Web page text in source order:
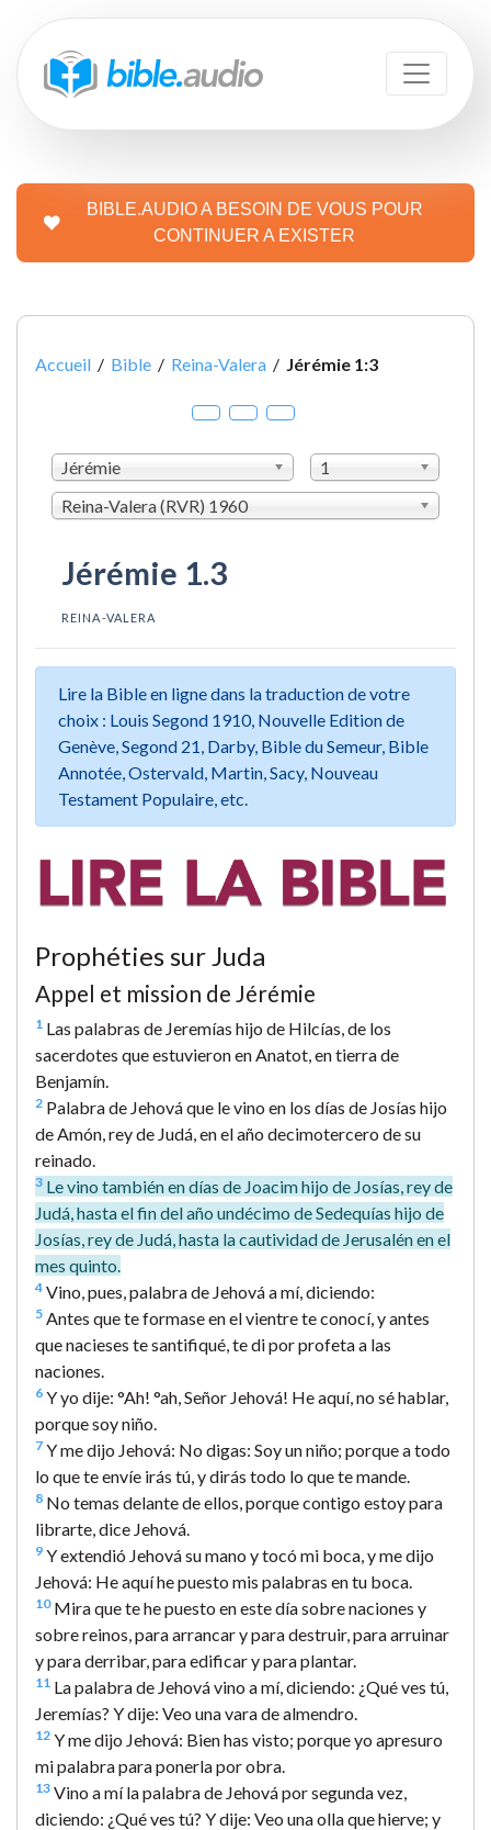
BIBLE.AUDIO A BESOIN DE VOUS POUR
CONTINUER A EXISTER
Accueil / Bible / Reina-Valera / Jérémie 1:3
Jérémie
1
Reina-Valera (RVR) 1960
Jérémie 1.3
REINA-VALERA
Lire la Bible en ligne dans la traduction de votre
choix : Louis Segond 1910, Nouvelle Edition de
Genève, Segond 21, Darby, Bible du Semeur, Bible
Annotée, Ostervald, Martin, Sacy, Nouveau
Testament Populaire, etc.
Prophéties sur Juda
Appel et mission de Jérémie
1 Las palabras de Jeremías hijo de Hilcías, de los
sacerdotes que estuvieron en Anatot, en tierra de
Benjamín.
2 Palabra de Jehová que le vino en los días de Josías hijo
de Amón, rey de Judá, en el año decimotercero de su
reinado.
3 Le vino también en días de Joacim hijo de Josías, rey de
Judá, hasta el fin del año undécimo de Sedequías hijo de
Josías, rey de Judá, hasta la cautividad de Jerusalén en el
mes quinto.
4 Vino, pues, palabra de Jehová a mí, diciendo:
5 Antes que te formase en el vientre te conocí, y antes
que nacieses te santifiqué, te di por profeta a las
naciones.
6 Y yo dije: °Ah! °ah, Señor Jehová! He aquí, no sé hablar,
porque soy niño.
7 Y me dijo Jehová: No digas: Soy un niño; porque a todo
lo que te envíe irás tú, y dirás todo lo que te mande.
8 No temas delante de ellos, porque contigo estoy para
librarte, dice Jehová.
9 Y extendió Jehová su mano y tocó mi boca, y me dijo
Jehová: He aquí he puesto mis palabras en tu boca.
10Mira que te he puesto en este día sobre naciones y
sobre reinos, para arrancar y para destruir, para arruinar
y para derribar, para edificar y para plantar.
11 La palabra de Jehová vino a mí, diciendo: ¿Qué ves tú,
Jeremías? Y dije: Veo una vara de almendro.
12 Y me dijo Jehová: Bien has visto; porque yo apresuro
mi palabra para ponerla por obra.
13 Vino a mí la palabra de Jehová por segunda vez,
diciendo: ¿Qué ves tú? Y dije: Veo una olla que hierve; y